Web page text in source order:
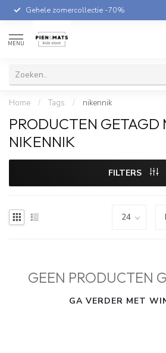
Gehele zomercollectie -70%
MENU
Home / Tags / nikennik
PRODUCTEN GETAGD
NIKENNIK
FILTERS
GEEN PRODUCTEN
GA VERDER MET